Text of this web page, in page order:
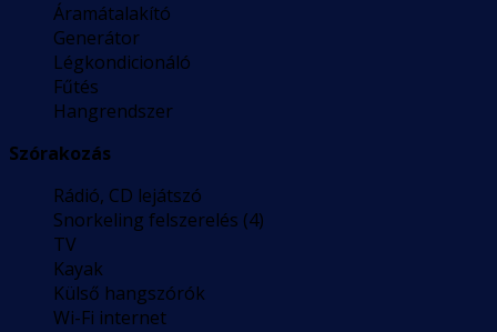
Áramátalakító
Generátor
Légkondicionáló
Fűtés
Hangrendszer
Szórakozás
Rádió, CD lejátszó
Snorkeling felszerelés (4)
TV
Kayak
Külső hangszórók
Wi-Fi internet